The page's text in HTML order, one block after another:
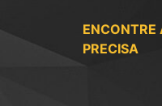
ENCONTRE
PRECISA